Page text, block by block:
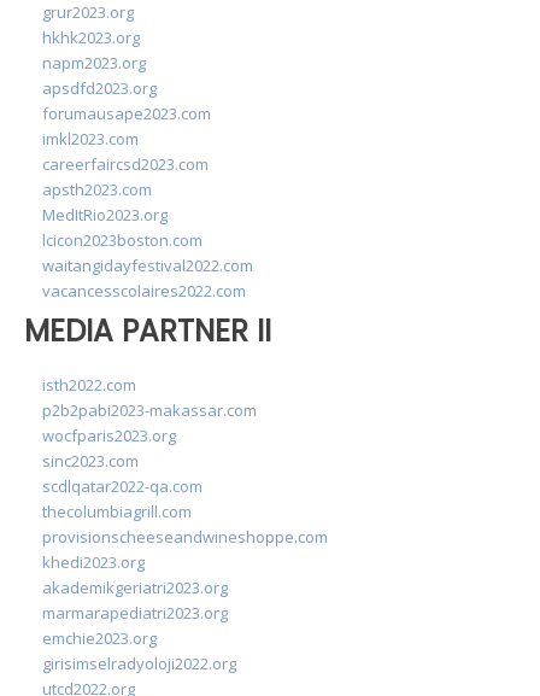
grur2023.org
hkhk2023.org
napm2023.org
apsdfd2023.org
forumausape2023.com
imkl2023.com
careerfaircsd2023.com
apsth2023.com
MedItRio2023.org
lcicon2023boston.com
waitangidayfestival2022.com
vacancesscolaires2022.com
MEDIA PARTNER II
isth2022.com
p2b2pabi2023-makassar.com
wocfparis2023.org
sinc2023.com
scdlqatar2022-qa.com
thecolumbiagrill.com
provisionscheeseandwineshoppe.com
khedi2023.org
akademikgeriatri2023.org
marmarapediatri2023.org
emchie2023.org
girisimselradyoloji2022.org
utcd2022.org